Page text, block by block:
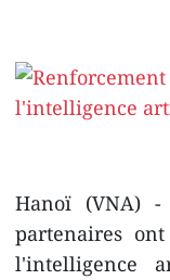
Hanoï (VNA) -
partenaires
l'intelligence